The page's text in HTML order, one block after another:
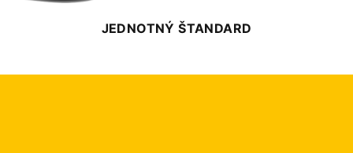
JEDNOTNÝ ŠTANDARD